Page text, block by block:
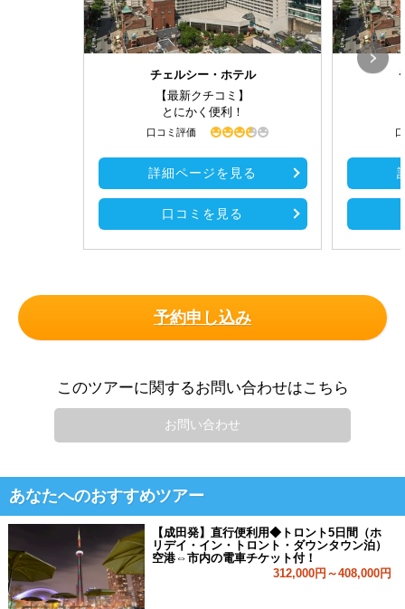
チェルシー・ホテル
【最新クチコミ】
とにかく便利！
口コミ評価
詳細ページを見る
口コミを見る
予約申し込み
このツアーに関するお問い合わせはこちら
お問い合わせ
あなたへのおすすめツアー
【成田発】直行便利用◆トロント5日間（ホ
リデイ・イン・トロント・ダウンタウン泊）
空港⇔市内の電車チケット付！
312,000円～408,000円